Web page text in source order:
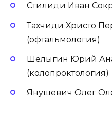
Стилиди Иван
Тахчиди Христо
(офтальмология)
Шелыгин Юрий
(колопроктология)
Янушевич Олег